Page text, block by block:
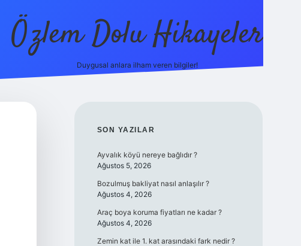
Özlem Dolu Hikayeler
Duygusal anlara ilham veren bilgiler!
SIDEBAR
SON YAZILAR
Ayvalık köyü nereye bağlıdır ?
Ağustos 5, 2026
Bozulmuş bakliyat nasıl anlaşılır ?
Ağustos 4, 2026
Araç boya koruma fiyatları ne kadar ?
Ağustos 4, 2026
Zemin kat ile 1. kat arasındaki fark nedir ?